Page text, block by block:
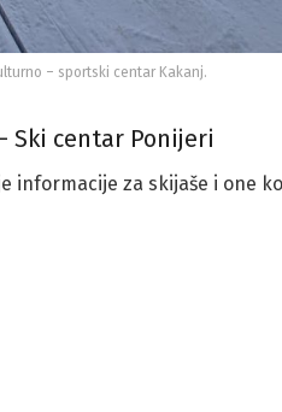
– sportski centar Kakanj.
Ski centar Ponijeri
informacije za skijaše i one